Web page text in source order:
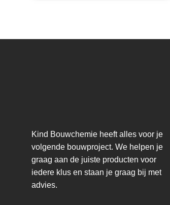
Kind Bouwchemie heeft alles voor je
volgende bouwproject. We helpen je
graag aan de juiste producten voor
iedere klus en staan je graag bij met
advies.